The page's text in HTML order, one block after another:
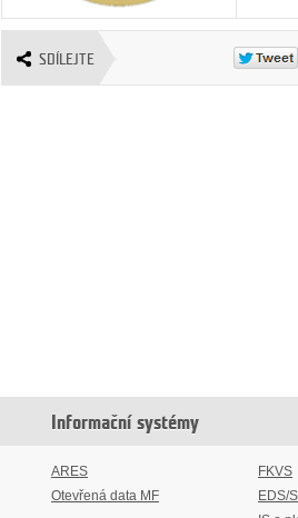
SDÍLEJTE
Informační systémy
ARES
Otevřená data MF
FKVS
EDS/